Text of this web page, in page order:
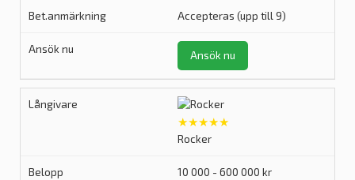
Accepteras (upp till 9)
Ansök nu
★★★★★
Rocker
10 000 - 600 000 kr